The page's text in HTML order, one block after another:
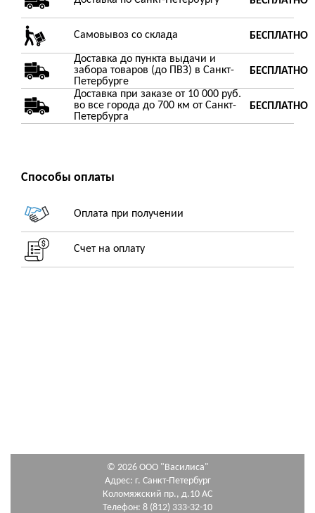
Самовывоз со склада БЕСПЛАТНО
Доставка до пункта выдачи и
забора товаров (до ПВЗ) в Санкт-
Петербурге
БЕСПЛАТНО
Доставка при заказе от 10 000 руб.
во все города до 700 км от Санкт-
Петербурга
БЕСПЛАТНО
Способы оплаты
Оплата при получении
Счет на оплату
© 2026 ООО "Василиса"
Адрес: г. Санкт-Петербург
Коломяжский пр., д.10 АС
Телефон: 8 (812) 333-32-10